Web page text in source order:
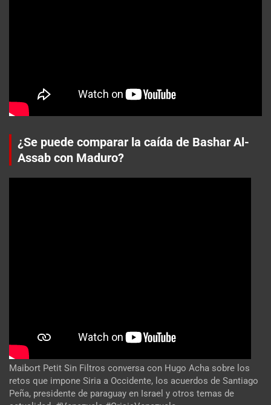
¿Se puede comparar la caída de Bashar Al-
Assab con Maduro?
Maibort Petit Sin Filtros conversa con Hugo Acha sobre los
retos que impone Siria a Occidente, los acuerdos de Santiago
Peña, presidente de paraguay en Israel y otros temas de